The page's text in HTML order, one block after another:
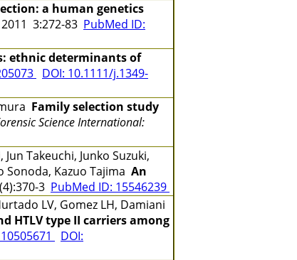
a human genetics
3:272-83 PubMed ID:
ethnic determinants of
DOI: 10.1111/j.1349-
Family selection study
Science International:
Takeuchi, Junko Suzuki,
Kazuo Tajima An
3 PubMed ID: 15546239
LV, Gomez LH, Damiani
HTLV type II carriers among
DOI: